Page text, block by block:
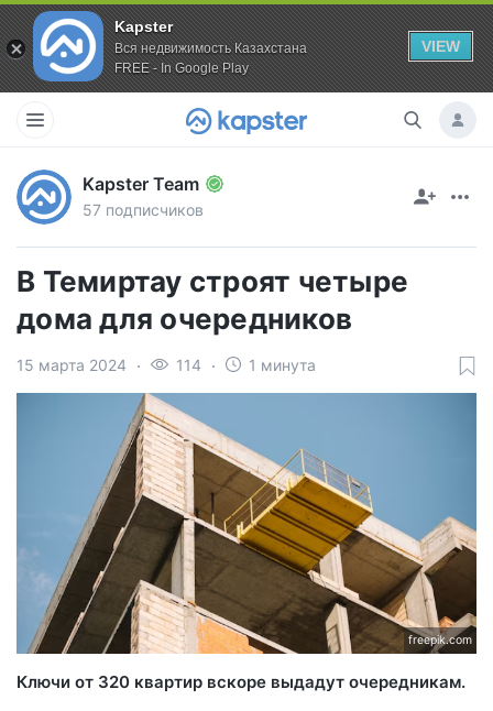
Kapster
Вся недвижимость Казахстана
FREE - In Google Play
VIEW
Kapster Team
57 подписчиков
В Темиртау строят четыре
дома для очередников
15 марта 2024 114 1 минута
freepik.com
Ключи от 320 квартир вскоре выдадут очередникам.